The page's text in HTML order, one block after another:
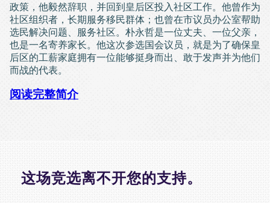
政策，他毅然辞职，并回到皇后区投入社区工作。他曾作为
社区组织者，长期服务移民群体；也曾在市议员办公室帮助
选民解决问题、服务社区。朴永哲是一位丈夫、一位父亲，
也是一名寄养家长。他这次参选国会议员，就是为了确保皇
后区的工薪家庭拥有一位能够挺身而出、敢于发声并为他们
而战的代表。
阅读完整简介
这场竞选离不开您的支持。